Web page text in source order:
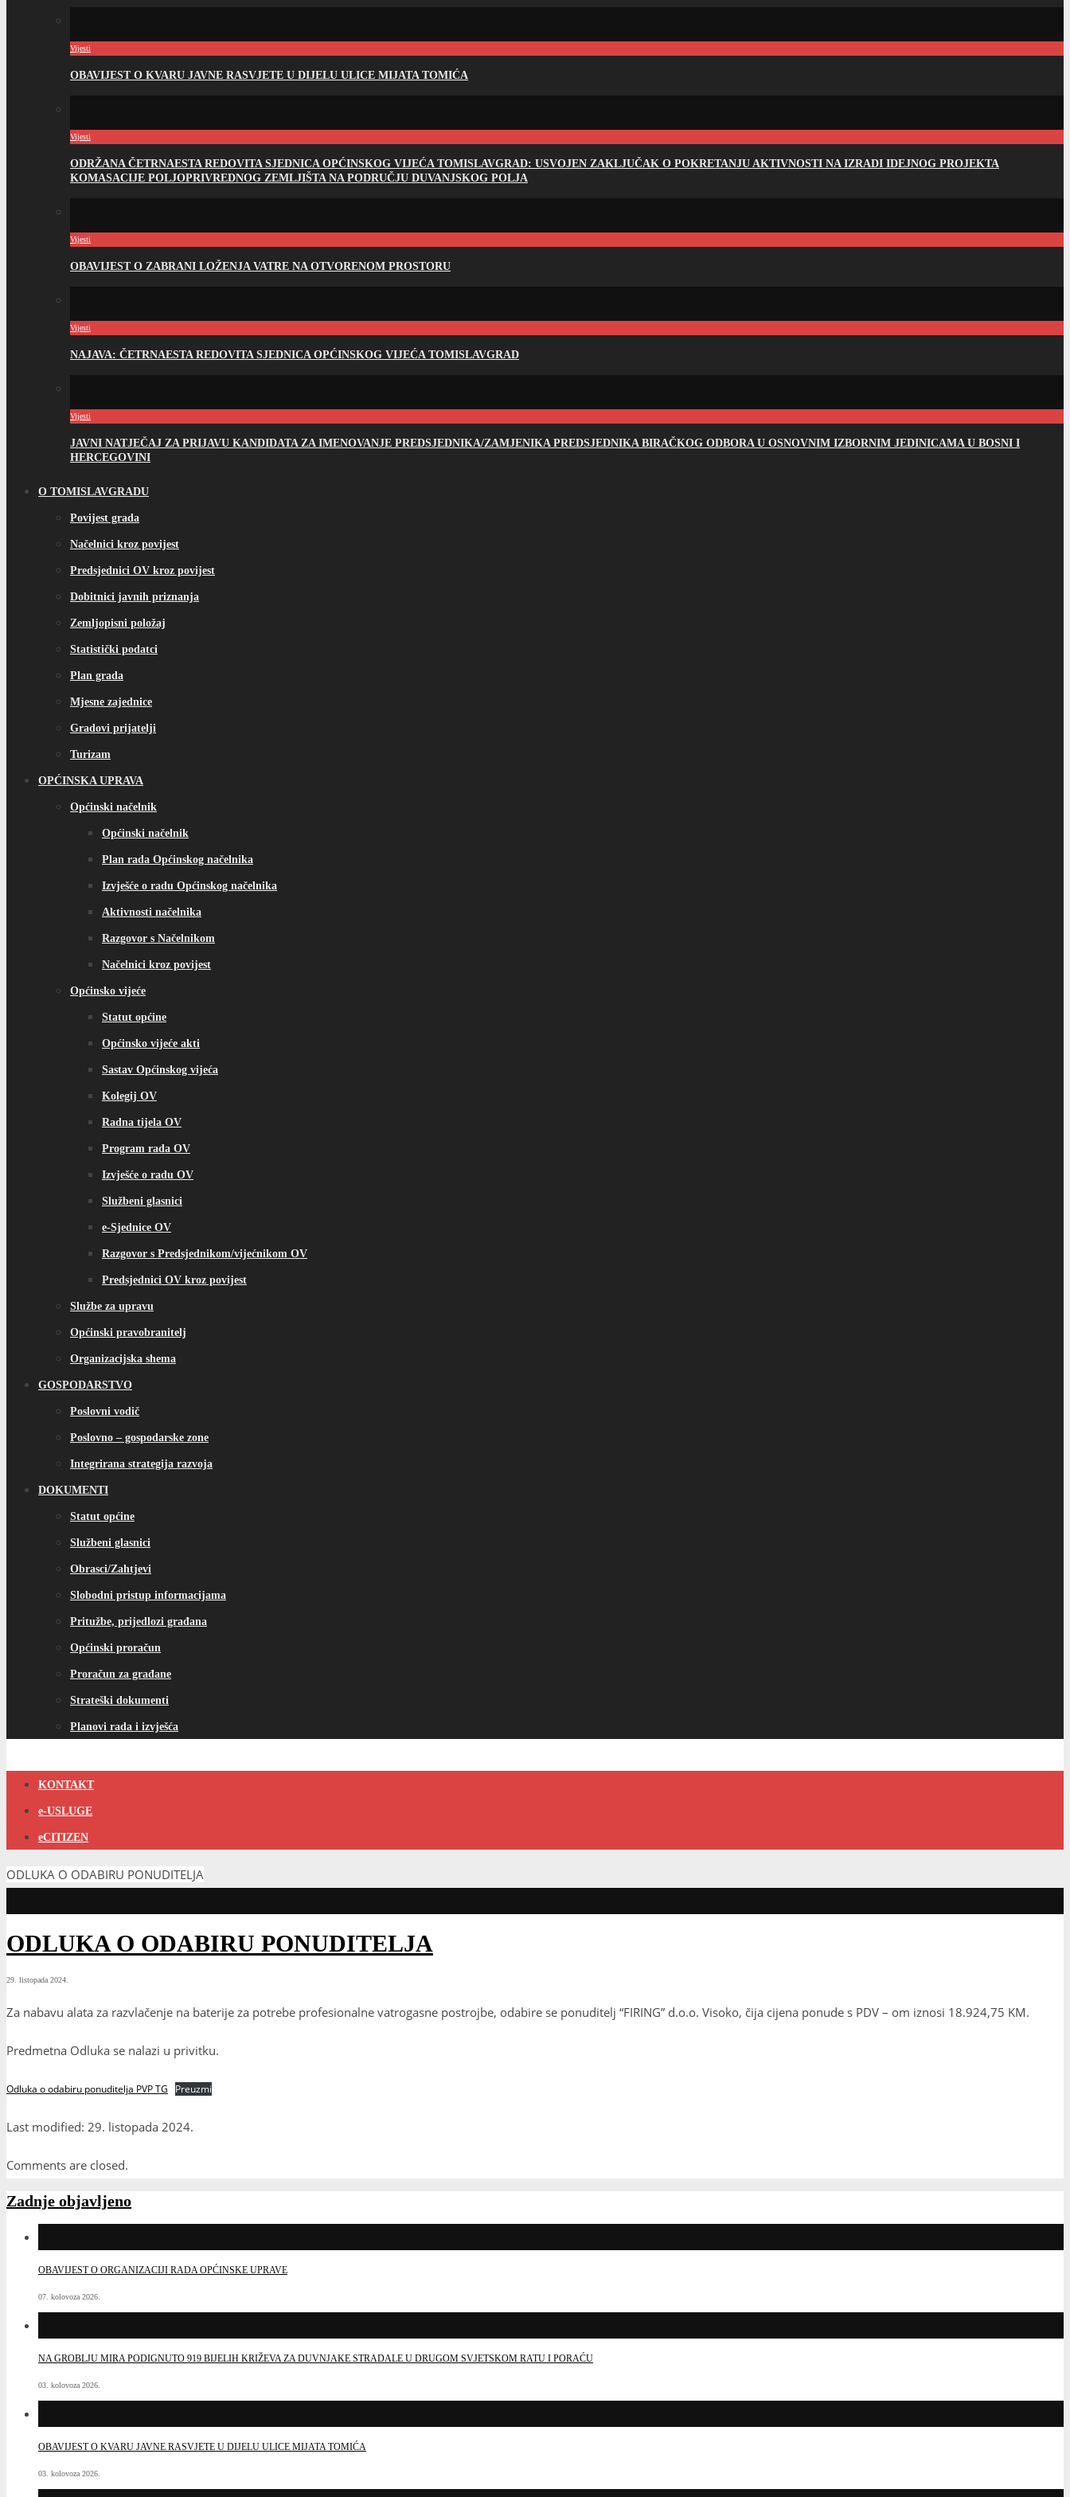
Vijesti
OBAVIJEST O KVARU JAVNE RASVJETE U DIJELU ULICE MIJATA TOMIĆA
Vijesti
ODRŽANA ČETRNAESTA REDOVITA SJEDNICA OPĆINSKOG VIJEĆA TOMISLAVGRAD: USVOJEN ZAKLJUČAK O POKRETANJU AKTIVNOSTI NA IZRADI IDEJNOG PROJEKTA
KOMASACIJE POLJOPRIVREDNOG ZEMLJIŠTA NA PODRUČJU DUVANJSKOG POLJA
Vijesti
OBAVIJEST O ZABRANI LOŽENJA VATRE NA OTVORENOM PROSTORU
Vijesti
NAJAVA: ČETRNAESTA REDOVITA SJEDNICA OPĆINSKOG VIJEĆA TOMISLAVGRAD
Vijesti
JAVNI NATJEČAJ ZA PRIJAVU KANDIDATA ZA IMENOVANJE PREDSJEDNIKA/ZAMJENIKA PREDSJEDNIKA BIRAČKOG ODBORA U OSNOVNIM IZBORNIM JEDINICAMA U BOSNI I
HERCEGOVINI
O TOMISLAVGRADU
Povijest grada
Načelnici kroz povijest
Predsjednici OV kroz povijest
Dobitnici javnih priznanja
Zemljopisni položaj
Statistički podatci
Plan grada
Mjesne zajednice
Gradovi prijatelji
Turizam
OPĆINSKA UPRAVA
Općinski načelnik
Općinski načelnik
Plan rada Općinskog načelnika
Izvješće o radu Općinskog načelnika
Aktivnosti načelnika
Razgovor s Načelnikom
Načelnici kroz povijest
Općinsko vijeće
Statut općine
Općinsko vijeće akti
Sastav Općinskog vijeća
Kolegij OV
Radna tijela OV
Program rada OV
Izvješće o radu OV
Službeni glasnici
e-Sjednice OV
Razgovor s Predsjednikom/vijećnikom OV
Predsjednici OV kroz povijest
Službe za upravu
Općinski pravobranitelj
Organizacijska shema
GOSPODARSTVO
Poslovni vodič
Poslovno – gospodarske zone
Integrirana strategija razvoja
DOKUMENTI
Statut općine
Službeni glasnici
Obrasci/Zahtjevi
Slobodni pristup informacijama
Pritužbe, prijedlozi građana
Općinski proračun
Proračun za građane
Strateški dokumenti
Planovi rada i izvješća
KONTAKT
e-USLUGE
eCITIZEN
ODLUKA O ODABIRU PONUDITELJA
ODLUKA O ODABIRU PONUDITELJA
29. listopada 2024.
Za nabavu alata za razvlačenje na baterije za potrebe profesionalne vatrogasne postrojbe, odabire se ponuditelj “FIRING” d.o.o. Visoko, čija cijena ponude s PDV – om iznosi 18.924,75 KM.
Predmetna Odluka se nalazi u privitku.
Odluka o odabiru ponuditelja PVP TG Preuzmi
Last modified: 29. listopada 2024.
Comments are closed.
Zadnje objavljeno
OBAVIJEST O ORGANIZACIJI RADA OPĆINSKE UPRAVE
07. kolovoza 2026.
NA GROBLJU MIRA PODIGNUTO 919 BIJELIH KRIŽEVA ZA DUVNJAKE STRADALE U DRUGOM SVJETSKOM RATU I PORAĆU
03. kolovoza 2026.
OBAVIJEST O KVARU JAVNE RASVJETE U DIJELU ULICE MIJATA TOMIĆA
03. kolovoza 2026.